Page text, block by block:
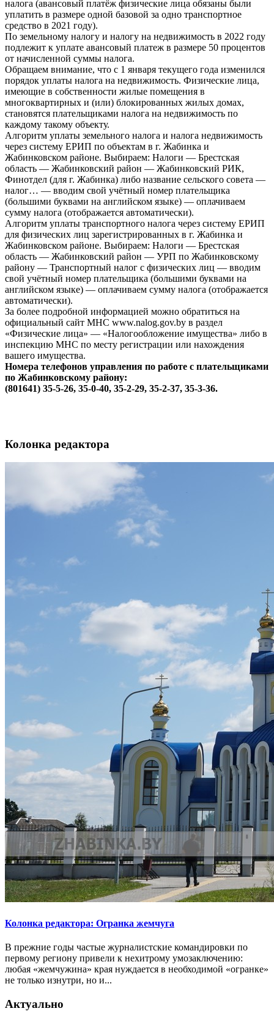
налога (авансовый платёж физические лица обязаны были
уплатить в размере одной базовой за одно транспортное
средство в 2021 году).
По земельному налогу и налогу на недвижимость в 2022 году
подлежит к уплате авансовый платеж в размере 50 процентов
от начисленной суммы налога.
Обращаем внимание, что с 1 января текущего года изменился
порядок уплаты налога на недвижимость. Физические лица,
имеющие в собственности жилые помещения в
многоквартирных и (или) блокированных жилых домах,
становятся плательщиками налога на недвижимость по
каждому такому объекту.
Алгоритм уплаты земельного налога и налога недвижимость
через систему ЕРИП по объектам в г. Жабинка и
Жабинковском районе. Выбираем: Налоги — Брестская
область — Жабинковский район — Жабинковский РИК,
Финотдел (для г. Жабинка) либо название сельского совета —
налог… — вводим свой учётный номер плательщика
(большими буквами на английском языке) — оплачиваем
сумму налога (отображается автоматически).
Алгоритм уплаты транспортного налога через систему ЕРИП
для физических лиц зарегистрированных в г. Жабинка и
Жабинковском районе. Выбираем: Налоги — Брестская
область — Жабинковский район — УРП по Жабинковскому
району — Транспортный налог с физических лиц — вводим
свой учётный номер плательщика (большими буквами на
английском языке) — оплачиваем сумму налога (отображается
автоматически).
За более подробной информацией можно обратиться на
официальный сайт МНС www.nalog.gov.by в раздел
«Физические лица» — «Налогообложение имущества» либо в
инспекцию МНС по месту регистрации или нахождения
вашего имущества.
Номера телефонов управления по работе с плательщиками
по Жабинковскому району:
(801641) 35-5-26, 35-0-40, 35-2-29, 35-2-37, 35-3-36.
Колонка редактора
Колонка редактора: Огранка жемчуга
В прежние годы частые журналистские командировки по
первому региону привели к нехитрому умозаключению:
любая «жемчужина» края нуждается в необходимой «огранке»
не только изнутри, но и...
Актуально